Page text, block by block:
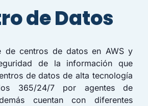
de Datos
de centros de datos en AWS y
de la información que
de datos de alta tecnología
365/24/7 por agentes de
cuentan con diferentes